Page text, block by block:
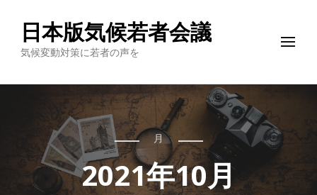
日本版気候若者会議
気候変動対策に若者の声を
月
2021年10月